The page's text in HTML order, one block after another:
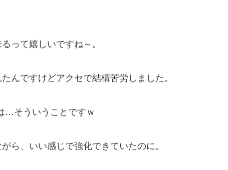
って嬉しいですね～。
んですけどアクセで結構苦労しました。
…そういうことですｗ
ら、いい感じで強化できていたのに。